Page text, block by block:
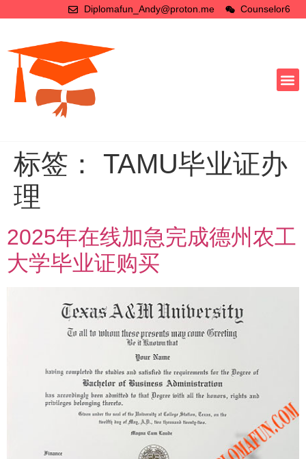
Diplomafun_Andy@proton.me Counselor6
标签： TAMU毕业证办
理
2025年在线加急完成德州农工
大学毕业证购买